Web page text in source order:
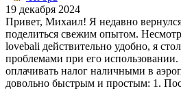
19 декабря 2024
Привет, Михаил! Я недавно
поделиться свежим опытом.
lovebali действительно удобно, я
проблемами при его
оплачивать налог наличными в
довольно быстрым и простым: 1.